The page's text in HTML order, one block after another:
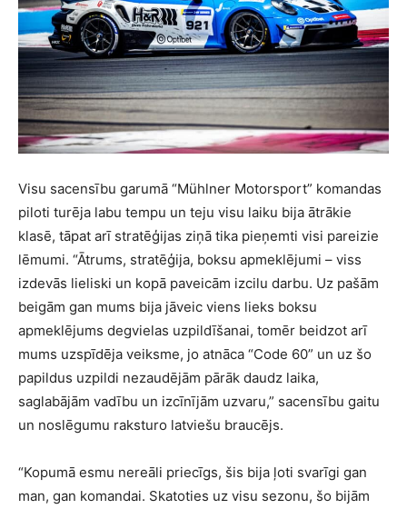
Visu sacensību garumā “Mühlner Motorsport” komandas
piloti turēja labu tempu un teju visu laiku bija ātrākie
klasē, tāpat arī stratēģijas ziņā tika pieņemti visi pareizie
lēmumi. “Ātrums, stratēģija, boksu apmeklējumi – viss
izdevās lieliski un kopā paveicām izcilu darbu. Uz pašām
beigām gan mums bija jāveic viens lieks boksu
apmeklējums degvielas uzpildīšanai, tomēr beidzot arī
mums uzspīdēja veiksme, jo atnāca “Code 60” un uz šo
papildus uzpildi nezaudējām pārāk daudz laika,
saglabājām vadību un izcīnījām uzvaru,” sacensību gaitu
un noslēgumu raksturo latviešu braucējs.
“Kopumā esmu nereāli priecīgs, šis bija ļoti svarīgi gan
man, gan komandai. Skatoties uz visu sezonu, šo bijām